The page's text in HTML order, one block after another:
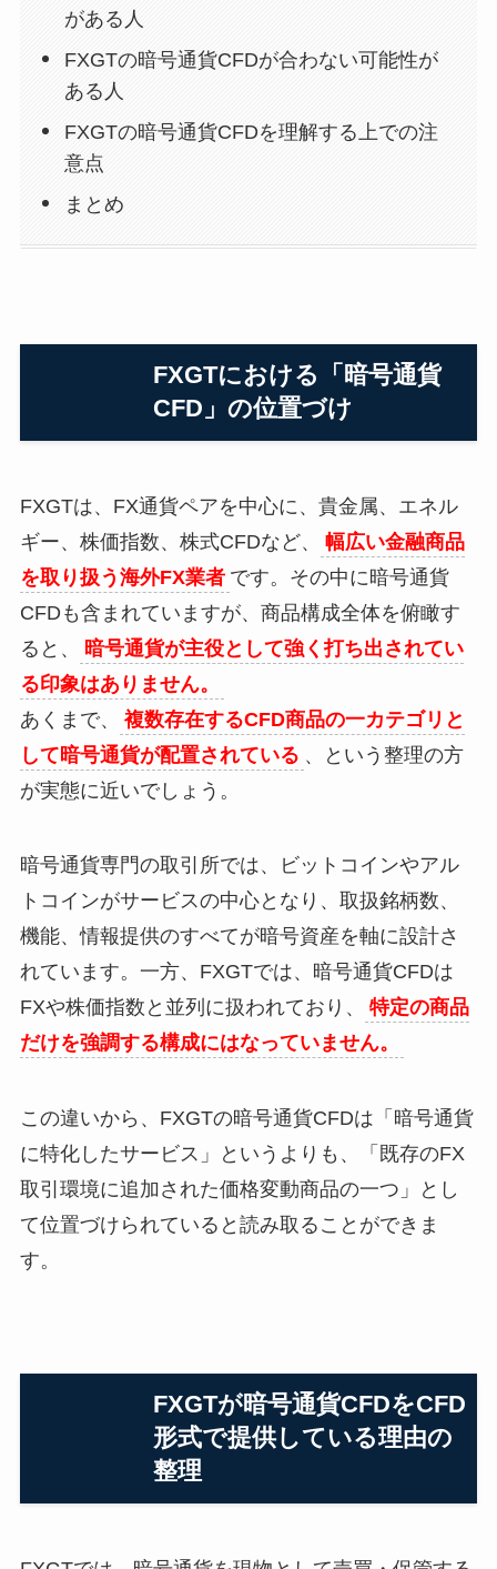
がある人
FXGTの暗号通貨CFDが合わない可能性が
ある人
FXGTの暗号通貨CFDを理解する上での注
意点
まとめ
FXGTにおける「暗号通貨
CFD」の位置づけ
FXGTは、FX通貨ペアを中心に、貴金属、エネル
ギー、株価指数、株式CFDなど、
幅広い金融商品
を取り扱う海外FX業者 です。その中に暗号通貨
CFDも含まれていますが、商品構成全体を俯瞰す
ると、
暗号通貨が主役として強く打ち出されてい
る印象はありません。
あくまで、
複数存在するCFD商品の一カテゴリと
して暗号通貨が配置されている 、という整理の方
が実態に近いでしょう。
暗号通貨専門の取引所では、ビットコインやアル
トコインがサービスの中心となり、取扱銘柄数、
機能、情報提供のすべてが暗号資産を軸に設計さ
れています。一方、FXGTでは、暗号通貨CFDは
FXや株価指数と並列に扱われており、
特定の商品
だけを強調する構成にはなっていません。
この違いから、FXGTの暗号通貨CFDは「暗号通貨
に特化したサービス」というよりも、「既存のFX
取引環境に追加された価格変動商品の一つ」とし
て位置づけられていると読み取ることができま
す。
FXGTが暗号通貨CFDをCFD
形式で提供している理由の
整理